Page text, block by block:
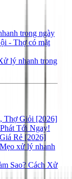
trong ngày
- Thợ có mặt
lý nhanh trong
Thợ Giỏi [2026]
Tới Ngay!
Rẻ [2026]
xử lý nhanh
Sao? Cách Xử